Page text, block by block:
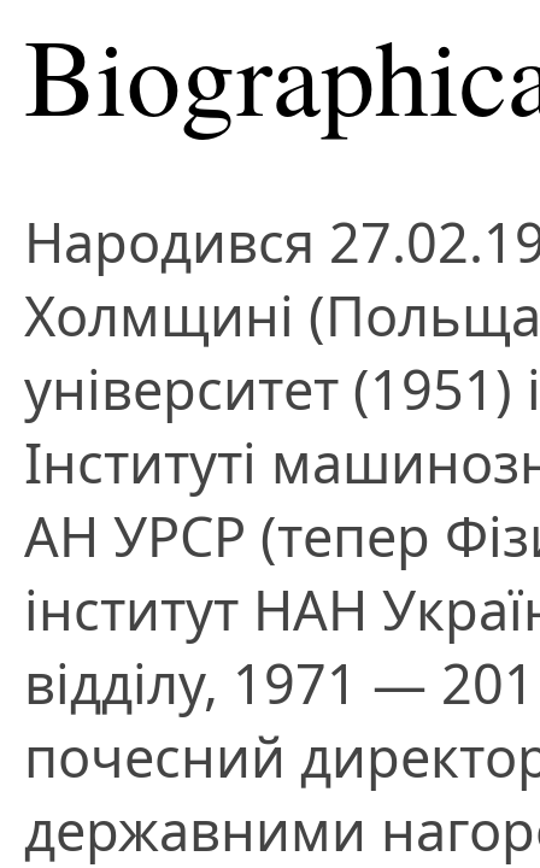
Народився
Холмщині
університет
Інституті
АН УРСР (тепер
інститут НАН
відділу, 1971 —
почесний
державними